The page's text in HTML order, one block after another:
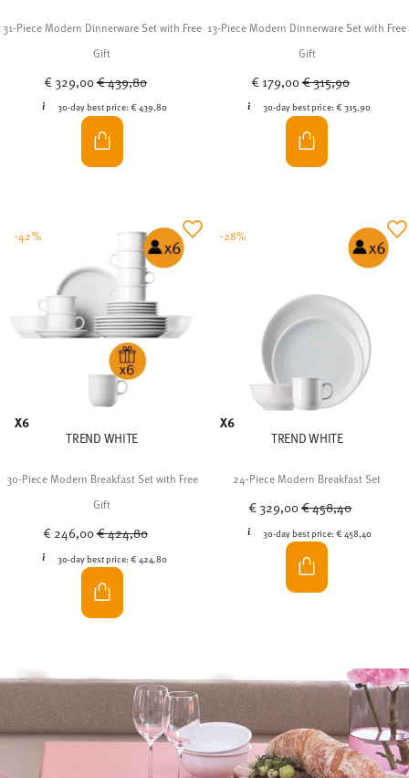
31-Piece Modern Dinnerware Set with Free
Gift
€ 329,00Price reduced from
€ 439,80
30-day best price: € 439,80
13-Piece Modern Dinnerware Set with Free
Gift
€ 179,00Price reduced from
€ 315,90
30-day best price:€ 315,90
X6
TREND WHITE
30-Piece Modern Breakfast Set with Free
Gift
€ 246,00Price reduced from
€ 424,80
30-day best price: € 424,80
-42%
X6
TREND WHITE
24-Piece Modern Breakfast Set
€ 329,00Price reduced from
€ 458,40
30-day best price: € 458,40
-28%